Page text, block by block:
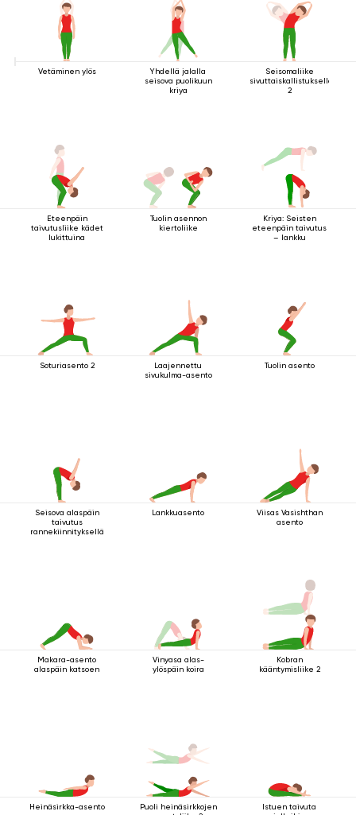
Vetäminen ylös
Yhdellä jalalla
seisova puolikuun
kriya
Seisomaliike
sivuttaiskallistuksella
2
Eteenpäin
taivutusliike kädet
lukittuina
Tuolin asennon
kiertoliike
Kriya: Seisten
eteenpäin taivutus
– lankku
Soturiasento 2
Laajennettu
sivukulma-asento
Tuolin asento
Seisova alaspäin
taivutus
rannekiinnityksellä
Lankkuasento
Viisas Vasishthan
asento
Makara-asento
alaspäin katsoen
Vinyasa alas-
ylöspäin koira
Kobran
kääntymisliike 2
Heinäsirkka-asento
Puoli heinäsirkkojen
Istuen taivuta